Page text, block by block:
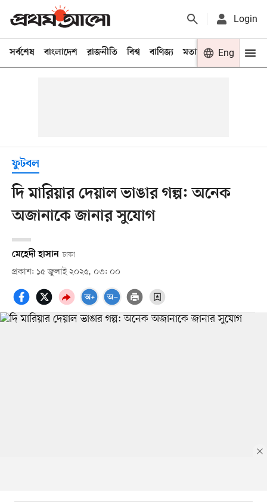
Login
সর্বশেষ বাংলাদেশ রাজনীতি বিশ্ব বাণিজ্য মতামত খেলা
Eng
ফুটবল
দি মারিয়ার দেয়াল ভাঙার গল্প: অনেক
অজানাকে জানার সুযোগ
মেহেদী হাসান ঢাকা
প্রকাশ: ১৫ জুলাই ২০২৫, ০৩: ০০